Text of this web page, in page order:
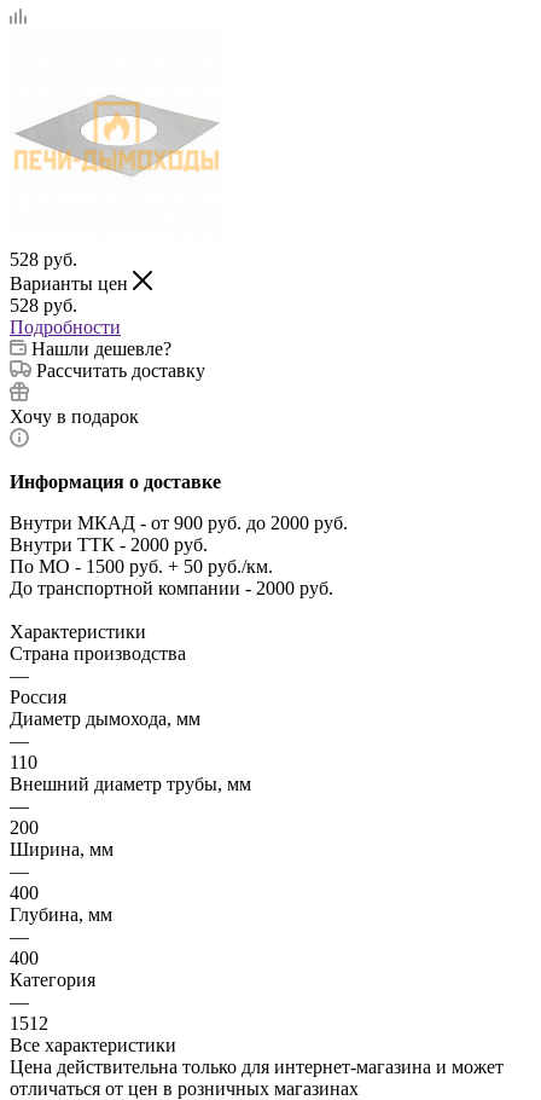
528 руб.
Варианты цен
528 руб.
Подробности
Нашли дешевле?
Рассчитать доставку
Хочу в подарок
Информация о доставке
Внутри МКАД - от 900 руб. до 2000 руб.
Внутри ТТК - 2000 руб.
По МО - 1500 руб. + 50 руб./км.
До транспортной компании - 2000 руб.
Характеристики
Страна производства
—
Россия
Диаметр дымохода, мм
—
110
Внешний диаметр трубы, мм
—
200
Ширина, мм
—
400
Глубина, мм
—
400
Категория
—
1512
Все характеристики
Цена действительна только для интернет-магазина и может
отличаться от цен в розничных магазинах